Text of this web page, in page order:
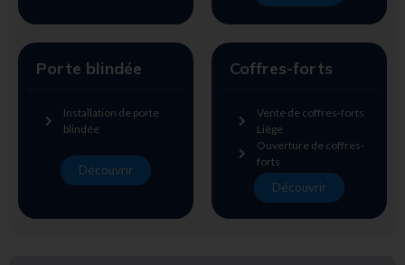
Porte blindée
Installation de porte
blindée
Découvrir
Coffres-forts
Vente de coffres-forts
Liège
Ouverture de coffres-
forts
Découvrir